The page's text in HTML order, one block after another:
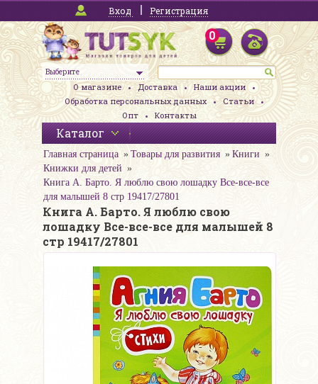
Вход Регистрация
Выберите
0
О магазине Доставка
Наши акции
Обработка персональных данных
Статьи
Опт
Контакты
Каталог
Главная страница Товары для развития
Книги
Книжки для детей
Книга А. Барто. Я люблю свою лошадку Все-все-все
для малышей 8 стр 19417/27801
Книга А. Барто. Я люблю свою
лошадку Все-все-все для малышей 8
стр 19417/27801